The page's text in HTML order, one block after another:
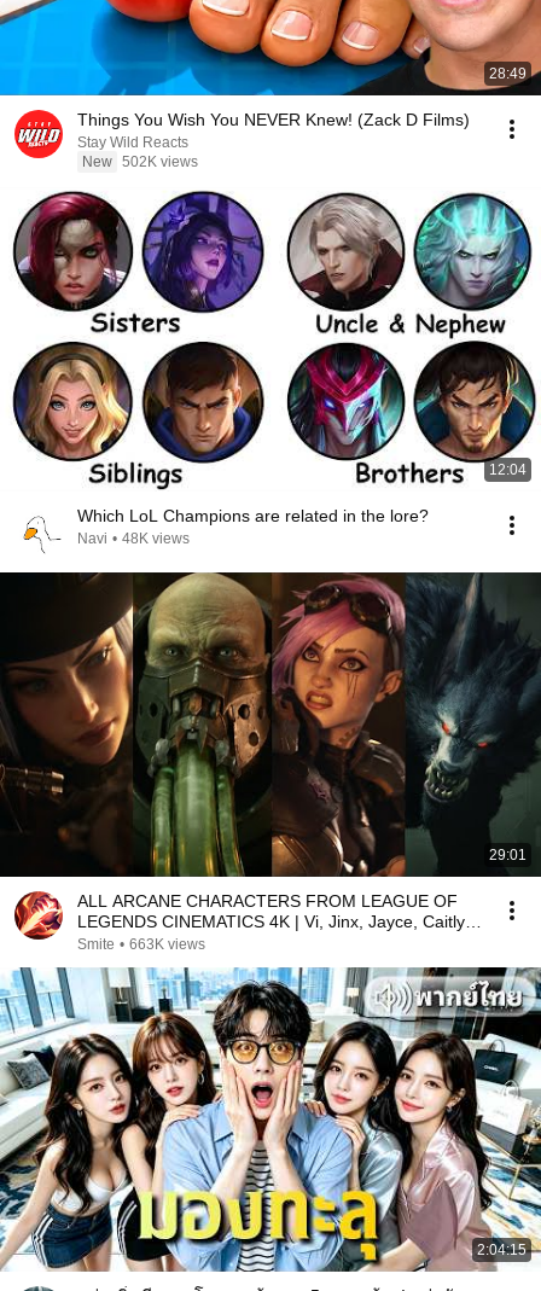
28:49
Things You Wish You NEVER Knew! (Zack D Films)
Stay Wild Reacts
New 502K views
12:04
Which LoL Champions are related in the lore?
Navi • 48K views
29:01
ALL ARCANE CHARACTERS FROM LEAGUE OF
LEGENDS CINEMATICS 4K | Vi, Jinx, Jayce, Caitlyn,
Warwick,...
Smite • 663K views
2:04:15